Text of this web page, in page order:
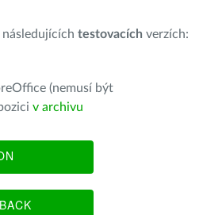
testovacích verzích:
(nemusí být
v archivu